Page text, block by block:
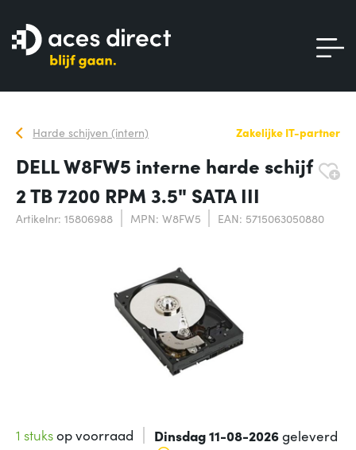
Harde schijven (intern) Zakelijke IT-partner
DELL W8FW5 interne harde schijf
2 TB 7200 RPM 3.5" SATA III
Artikelnr: 15806988 MPN: W8FW5 EAN: 5715063050880
1 stuksop voorraad Dinsdag 11-08-2026geleverd